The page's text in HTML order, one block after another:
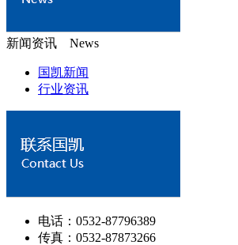
新闻资讯 News
国凯新闻
行业资讯
电话：0532-87796389
传真：0532-87873266